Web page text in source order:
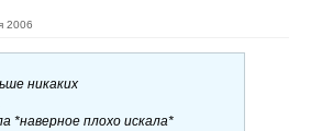
2006
никаких
*наверное плохо искала*